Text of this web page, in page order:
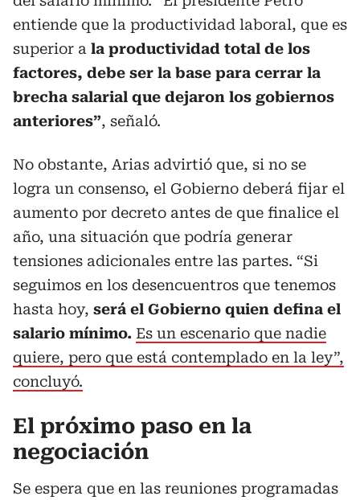
entiende que la productividad laboral, que es
superior a la productividad total de los
factores, debe ser la base para cerrar la
brecha salarial que dejaron los gobiernos
anteriores”, señaló.
No obstante, Arias advirtió que, si no se
logra un consenso, el Gobierno deberá fijar el
aumento por decreto antes de que finalice el
año, una situación que podría generar
tensiones adicionales entre las partes. “Si
seguimos en los desencuentros que tenemos
hasta hoy, será el Gobierno quien defina el
salario mínimo. Es un escenario que nadie
quiere, pero que está contemplado en la ley”,
concluyó.
El próximo paso en la
negociación
Se espera que en las reuniones programadas